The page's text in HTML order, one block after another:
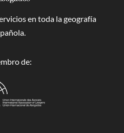
en toda la geografía
de: